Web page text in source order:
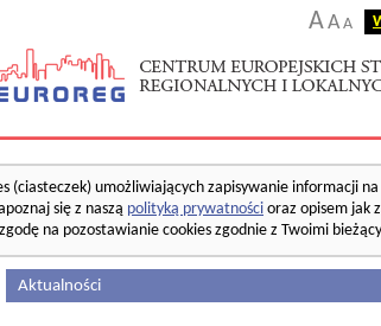
AA A
(ciasteczek) umożliwiających zapisywanie informacji
się z naszą polityką prywatności oraz opisem jak
na pozostawianie cookies zgodnie z Twoimi
Aktualności